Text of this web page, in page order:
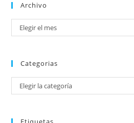
Archivo
Elegir el mes
Categorias
Elegir la categoría